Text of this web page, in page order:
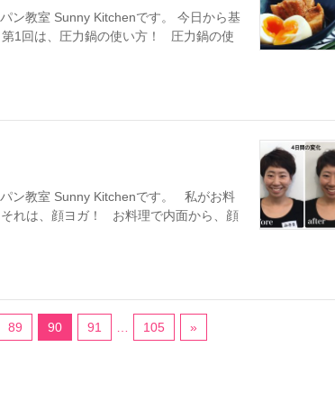
ン教室 Sunny Kitchenです。 今日から基
1回は、圧力鍋の使い方！ 圧力鍋の使
ン教室 Sunny Kitchenです。 私がお料
れは、顔ヨガ！ お料理で内面から、顔
89 90 91 105 »